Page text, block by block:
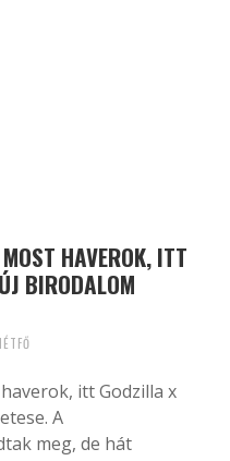
HAVEROK, ITT
BIRODALOM
itt Godzilla x
A
meg, de hát